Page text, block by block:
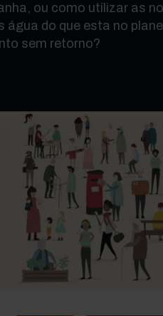
ou como utilizar as
do que esta no
sem retorno?